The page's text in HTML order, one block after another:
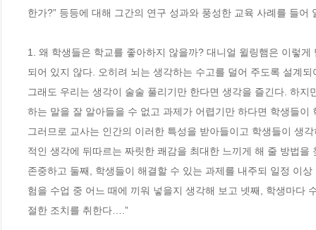
한가?” 등등에 대해 그간의 연구 성과와 풍성한 교육 사례를 들
1. 왜 학생들은 학교를 좋아하지 않을까? 대니얼 윌링햄은 이렇
되어 있지 않다. 오히려 뇌는 생각하는 수고를 덜어 주도록 설계
그래도 우리는 생각이 술술 풀리기만 한다면 생각을 즐긴다. 하
하는 말을 잘 알아들을 수 없고 과제가 어렵기만 하다면 학생들이
그러므로 교사는 인간의 이러한 특성을 받아들이고 학생들이 생
적인 생각에 뒤따르는 짜릿한 쾌감을 최대한 느끼게 해 줄 방법
존중하고 둘째, 학생들이 해결할 수 있는 과제를 내주되 일정 이
험을 수업 중 어느 때에 끼워 넣을지 생각해 보고 넷째, 학생마다
절한 조치를 취한다….”